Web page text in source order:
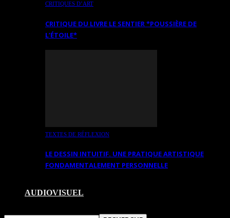
CRITIQUES D’ART
CRITIQUE DU LIVRE LE SENTIER *POUSSIÈRE DE
L’ÉTOILE*
TEXTES DE RÉFLEXION
LE DESSIN INTUITIF. UNE PRATIQUE ARTISTIQUE
FONDAMENTALEMENT PERSONNELLE
AUDIOVISUEL